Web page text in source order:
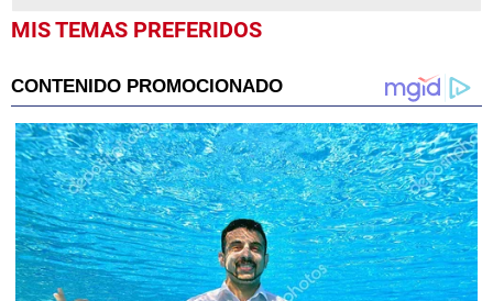
MIS TEMAS PREFERIDOS